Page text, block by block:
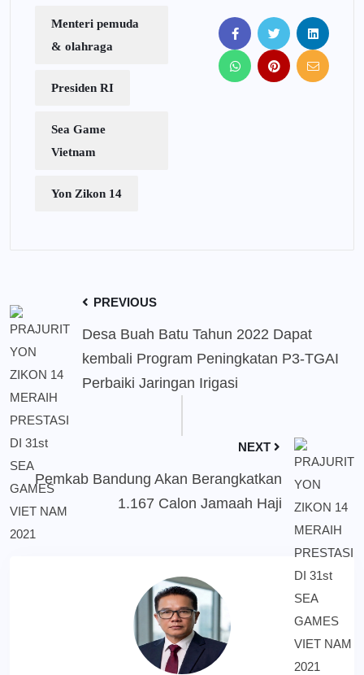
Menteri pemuda
& olahraga
Presiden RI
Sea Game
Vietnam
Yon Zikon 14
PREVIOUS
Desa Buah Batu Tahun 2022 Dapat
kembali Program Peningkatan P3-TGAI
Perbaiki Jaringan Irigasi
NEXT
Pemkab Bandung Akan Berangkatkan
1.167 Calon Jamaah Haji